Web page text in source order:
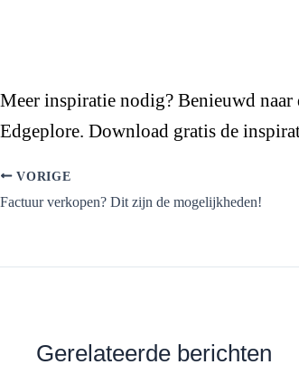
Meer inspiratie nodig? Benieuwd
Edgeplore. Download gratis de
VORIGE
Factuur verkopen? Dit zijn de mogelijkheden!
Gerelateerde berichten